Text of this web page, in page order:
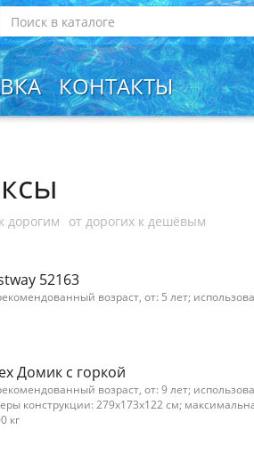
КОНТАКТЫ
дорогим от дорогих к дешёвым
52163
возраст, от: 5 лет;
Домик с горкой
возраст, от: 9 лет;
конструкции: 279x173x122 см;
кг